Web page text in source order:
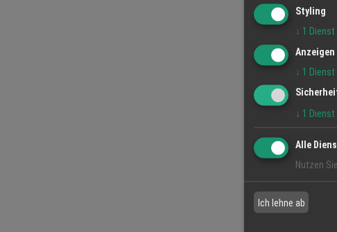
Styling
↓ 1 Dienst
Anzeigen
↓ 1 Dienst
↓ 1 Dienst
Alle
Nutzen
Ich lehne ab